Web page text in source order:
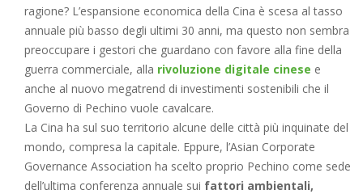
ragione? L’espansione economica della Cina è scesa al tasso
annuale più basso degli ultimi 30 anni, ma questo non sembra
preoccupare i gestori che guardano con favore alla fine della
guerra commerciale, alla rivoluzione digitale cinese e
anche al nuovo megatrend di investimenti sostenibili che il
Governo di Pechino vuole cavalcare.
La Cina ha sul suo territorio alcune delle città più inquinate del
mondo, compresa la capitale. Eppure, l’Asian Corporate
Governance Association ha scelto proprio Pechino come sede
dell’ultima conferenza annuale sui fattori ambientali,